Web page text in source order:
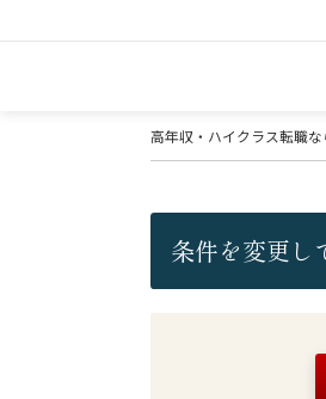
高年収・ハイクラス転職
条件を変更し